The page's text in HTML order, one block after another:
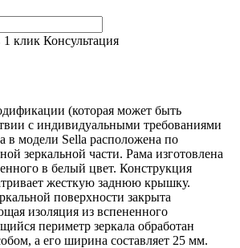
1 клик Консультация
(которая может быть
с индивидуальными требованиями
в модели Sella расположена по
зеркальной части. Рама изготовлена
в белый цвет. Конструкция
жесткую заднюю крышку.
поверхности закрыта
изоляция из вспененного
периметр зеркала обработан
а его ширина составляет 25 мм.